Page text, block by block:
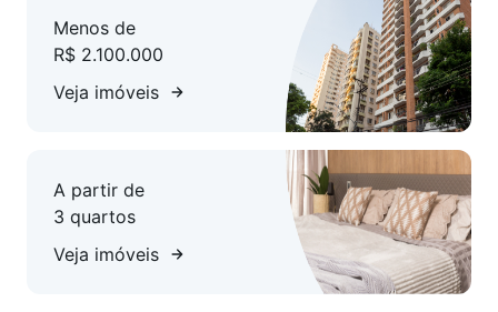
Menos de
R$ 2.100.000
Veja imóveis
A partir de
3 quartos
Veja imóveis